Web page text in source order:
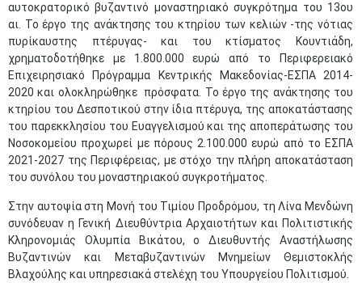
αυτοκρατορικό βυζαντινό μοναστηριακό συγκρότημα του 13ου
αι. Το έργο της ανάκτησης του κτηρίου των κελιών -της νότιας
πυρίκαυστης πτέρυγας- και του κτίσματος Κουντιάδη,
χρηματοδοτήθηκε με 1.800.000 ευρώ από το Περιφερειακό
Επιχειρησιακό Πρόγραμμα Κεντρικής Μακεδονίας-ΕΣΠΑ 2014-
2020 και ολοκληρώθηκε πρόσφατα. Το έργο της ανάκτησης του
κτηρίου του Δεσποτικού στην ίδια πτέρυγα, της αποκατάστασης
του παρεκκλησίου του Ευαγγελισμού και της αποπεράτωσης του
Νοσοκομείου προχωρεί με πόρους 2.100.000 ευρώ από το ΕΣΠΑ
2021-2027 της Περιφέρειας, με στόχο την πλήρη αποκατάσταση
του συνόλου του μοναστηριακού συγκροτήματος.
Στην αυτοψία στη Μονή του Τιμίου Προδρόμου, τη Λίνα Μενδώνη
συνόδευαν η Γενική Διευθύντρια Αρχαιοτήτων και Πολιτιστικής
Κληρονομιάς Ολυμπία Βικάτου, ο Διευθυντής Αναστήλωσης
Βυζαντινών και Μεταβυζαντινών Μνημείων Θεμιστοκλής
Βλαχούλης και υπηρεσιακά στελέχη του Υπουργείου Πολιτισμού.